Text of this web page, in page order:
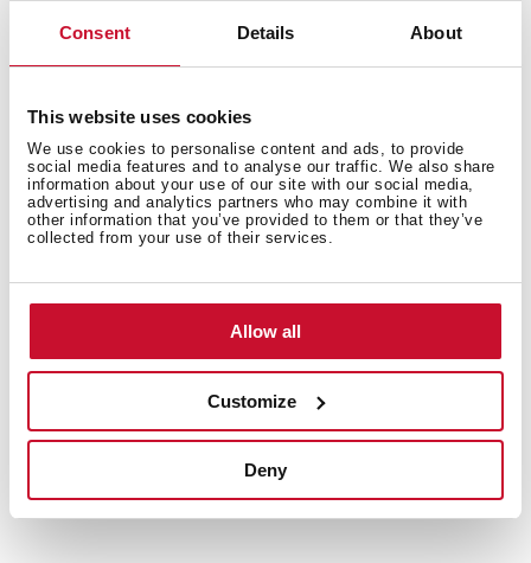
Consent Details About
This website uses cookies
We use cookies to personalise content and ads, to provide
social media features and to analyse our traffic. We also share
information about your use of our site with our social media,
advertising and analytics partners who may combine it with
other information that you’ve provided to them or that they’ve
collected from your use of their services.
Allow all
Customize
Deny
diseñada por Italdesign Giugiaro